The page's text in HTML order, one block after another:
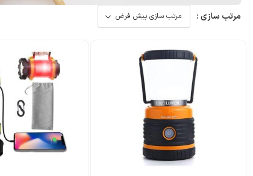
مرتب سازی :